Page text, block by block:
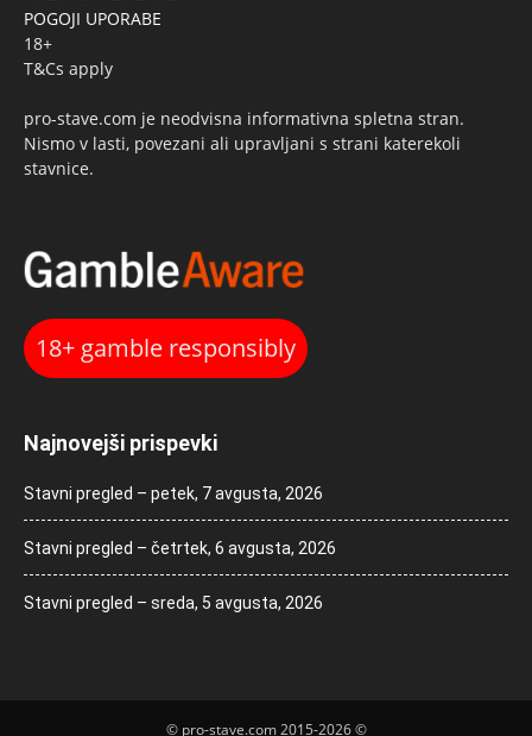
POGOJI UPORABE
18+
T&Cs apply
pro-stave.com je neodvisna informativna spletna stran.
Nismo v lasti, povezani ali upravljani s strani katerekoli
stavnice.
18+ gamble responsibly
Najnovejši prispevki
Stavni pregled – petek, 7 avgusta, 2026
Stavni pregled – četrtek, 6 avgusta, 2026
Stavni pregled – sreda, 5 avgusta, 2026
© pro-stave.com 2015-2026 ©